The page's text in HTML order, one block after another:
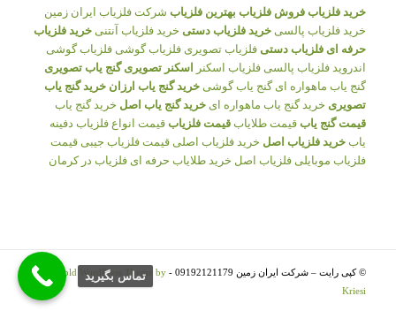
خرید فلزیاب فروش فلزیاب بهترین فلزیاب شرکت فلزیاب ایران زمین
خرید فلزیاب پالسی خرید فلزیاب دستی خرید فلزیاب آنتنی خرید فلزیاب
حرفه ای فلزیاب دستی فلزیاب تصویری فلزیاب گوشی فلزیاب گوشی
اندروید فلزیاب پالسی فلزیاب اسکنر اسکنر تصویری گنج یاب تصویری
گنج یاب ماهواره ای گنج یاب گوشی خرید گنج یاب ارزان خرید گنج یاب
تصویری خرید گنج یاب ماهواره ای خرید گنج یاب اصل خرید گنج یاب
قیمت گنج یاب قیمت طلایاب قیمت فلزیاب قیمت انواع فلزیاب دفینه
یاب خرید فلزیاب اصل خرید فلزیاب اصلی قیمت فلزیاب جیبی قیمت
فلزیاب موبایلی فلزیاب اصل خرید طلایاب حرفه ای فلزیاب در کرمان
© کپی رایت – شرکت ایران زمین 09192121179 -
Enfold WordPress Theme by
Kriesi
تماس بگيريد